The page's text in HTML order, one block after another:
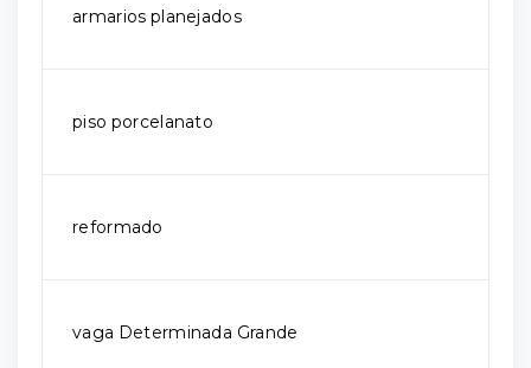
armarios planejados
piso porcelanato
reformado
vaga Determinada Grande